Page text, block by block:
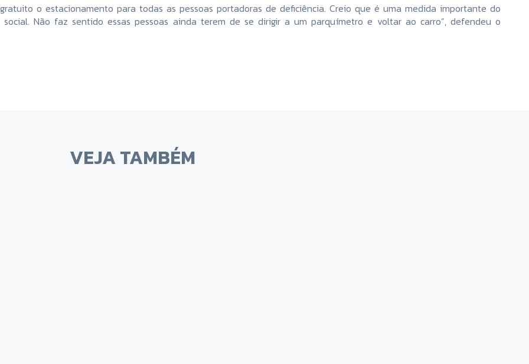
o estacionamento para todas as pessoas portadoras de deficiência. Creio que é uma medida importante do
Não faz sentido essas pessoas ainda terem de se dirigir a um parquímetro e voltar ao carro”, defendeu o
VEJA TAMBÉM